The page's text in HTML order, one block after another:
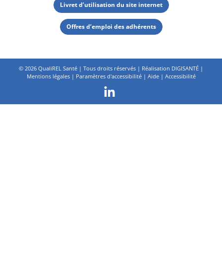
Livret d’utilisation du site internet
Offres d’emploi des adhérents
© 2026 QualiREL Santé | Tous droits réservés | Réalisation DIGISANTÉ |
Mentions légales| Paramètres d'accessibilité| Aide| Accessibilité